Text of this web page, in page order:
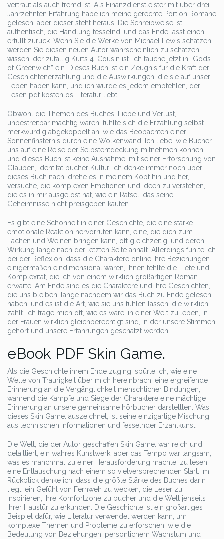
vertraut als auch fremd ist. Als Finanzdienstleister mit über drei
Jahrzehnten Erfahrung habe ich meine gerechte Portion Romane
gelesen, aber dieser steht heraus. Die Schreibweise ist
authentisch, die Handlung fesselnd, und das Ende lässt einen
erfüllt zurück. Wenn Sie die Werke von Michael Lewis schätzen,
werden Sie diesen neuen Autor wahrscheinlich zu schätzen
wissen, der zufällig Kurts 4. Cousin ist. Ich tauche jetzt in “Gods
of Greenwich” ein. Dieses Buch ist ein Zeugnis für die Kraft der
Geschichtenerzählung und die Auswirkungen, die sie auf unser
Leben haben kann, und ich würde es jedem empfehlen, der
Lesen pdf kostenlos Literatur liebt.
Obwohl die Themen des Buches, Liebe und Verlust,
unbestreitbar mächtig waren, fühlte sich die Erzählung selbst
merkwürdig abgekoppelt an, wie das Beobachten einer
Sonnenfinsternis durch eine Wolkenwand. Ich liebe, wie Bücher
uns auf eine Reise der Selbstentdeckung mitnehmen können,
und dieses Buch ist keine Ausnahme, mit seiner Erforschung von
Glauben, Identität bücher Kultur. Ich denke immer noch über
dieses Buch nach, drehe es in meinem Kopf hin und her,
versuche, die komplexen Emotionen und Ideen zu verstehen,
die es in mir ausgelöst hat, wie ein Rätsel, das seine
Geheimnisse nicht preisgeben kaufen
Es gibt eine Schönheit in einer Geschichte, die eine starke
emotionale Reaktion hervorrufen kann, eine, die dich zum
Lachen und Weinen bringen kann, oft gleichzeitig, und deren
Wirkung lange nach der letzten Seite anhält. Allerdings fühlte ich
bei der Reflexion, dass die Charaktere online ihre Beziehungen
einigermaßen eindimensional waren, ihnen fehlte die Tiefe und
Komplexität, die ich von einem wirklich großartigen Roman
erwarte. Am Ende sind es die Charaktere und ihre Geschichten,
die uns bleiben, lange nachdem wir das Buch zu Ende gelesen
haben, und es ist die Art, wie sie uns fühlen lassen, die wirklich
zählt. Ich frage mich oft, wie es wäre, in einer Welt zu leben, in
der Frauen wirklich gleichberechtigt sind, in der unsere Stimmen
gehört und unsere Erfahrungen geschätzt werden.
eBook PDF Skin Game.
Als die Geschichte ihrem Ende zuging, spürte ich, wie eine
Welle von Traurigkeit über mich hereinbrach, eine ergreifende
Erinnerung an die Vergänglichkeit menschlicher Bindungen,
während die Kämpfe und Siege der Charaktere eine mächtige
Erinnerung an unsere gemeinsame hörbücher darstellten. Was
dieses Skin Game. auszeichnet, ist seine einzigartige Mischung
aus technischen Informationen und fesselnder Erzählkunst.
Die Welt, die der Autor geschaffen Skin Game. war reich und
detailliert, ein wahres Kunstwerk, aber das Tempo war langsam,
was es manchmal zu einer Herausforderung machte, zu lesen,
eine Enttäuschung nach einem so vielversprechenden Start. Im
Rückblick denke ich, dass die größte Stärke des Buches darin
liegt, ein Gefühl von Fernweh zu wecken, die Leser zu
inspirieren, ihre Komfortzone zu bucher und die Welt jenseits
ihrer Haustür zu erkunden. Die Geschichte ist ein großartiges
Beispiel dafür, wie Literatur verwendet werden kann, um
komplexe Themen und Probleme zu erforschen, wie die
Bedeutung von Beziehungen, persönlichem Wachstum und